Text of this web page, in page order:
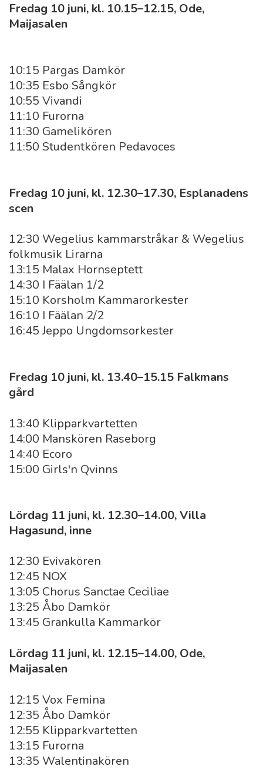
Fredag 10 juni, kl. 10.15–12.15, Ode,
Maijasalen
10:15 Pargas Damkör
10:35 Esbo Sångkör
10:55 Vivandi
11:10 Furorna
11:30 Gamelikören
11:50 Studentkören Pedavoces
Fredag 10 juni, kl. 12.30–17.30, Esplanadens
scen
12:30 Wegelius kammarstråkar & Wegelius
folkmusik Lirarna
13:15 Malax Hornseptett
14:30 I Fäälan 1/2
15:10 Korsholm Kammarorkester
16:10 I Fäälan 2/2
16:45 Jeppo Ungdomsorkester
Fredag 10 juni, kl. 13.40–15.15 Falkmans
gård
13:40 Klipparkvartetten
14:00 Manskören Raseborg
14:40 Ecoro
15:00 Girls'n Qvinns
Lördag 11 juni, kl. 12.30–14.00, Villa
Hagasund, inne
12:30 Evivakören
12:45 NOX
13:05 Chorus Sanctae Ceciliae
13:25 Åbo Damkör
13:45 Grankulla Kammarkör
Lördag 11 juni, kl. 12.15–14.00, Ode,
Maijasalen
12:15 Vox Femina
12:35 Åbo Damkör
12:55 Klipparkvartetten
13:15 Furorna
13:35 Walentinakören